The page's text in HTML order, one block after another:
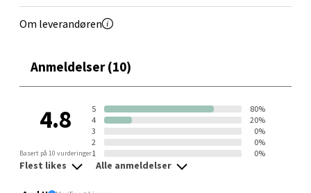
Om leverandøren
Anmeldelser (10)
4.8
Basert på 10 vurderinger
5
80%
4
20%
3
0%
2
0%
1
0%
Flest likes Alle anmeldelser
Lillehammer - Strandtorget
Åpent i dag 09-20
Velg